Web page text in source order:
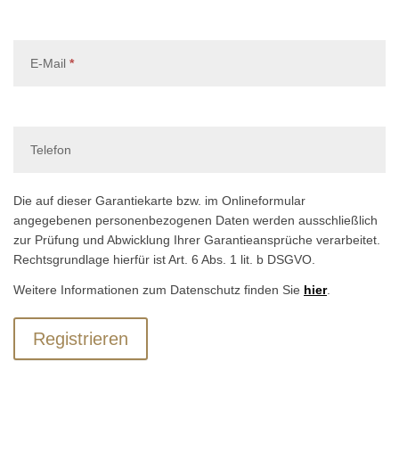
E-Mail *, erforderlich
Telefon
Die auf dieser Garantiekarte bzw. im Onlineformular
angegebenen personenbezogenen Daten werden ausschließlich
zur Prüfung und Abwicklung Ihrer Garantieansprüche verarbeitet.
Rechtsgrundlage hierfür ist Art. 6 Abs. 1 lit. b DSGVO.
Weitere Informationen zum Datenschutz finden Sie hier.
Registrieren